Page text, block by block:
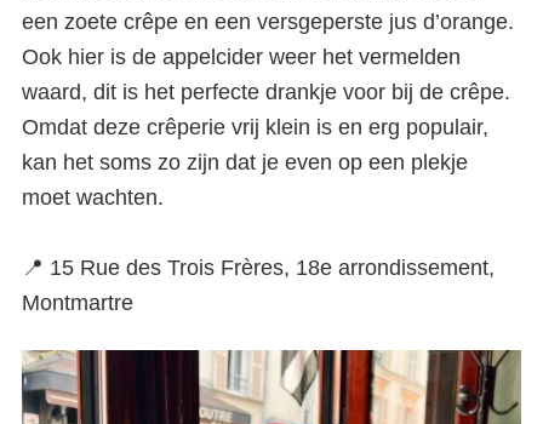
een zoete crêpe en een versgeperste jus d’orange.
Ook hier is de appelcider weer het vermelden
waard, dit is het perfecte drankje voor bij de crêpe.
Omdat deze crêperie vrij klein is en erg populair,
kan het soms zo zijn dat je even op een plekje
moet wachten.
📍 15 Rue des Trois Frères, 18e arrondissement,
Montmartre